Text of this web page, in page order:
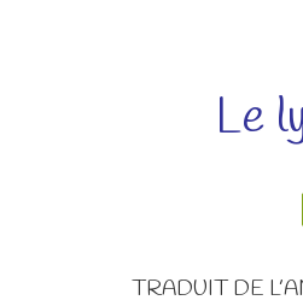
Le
TRADUIT DE